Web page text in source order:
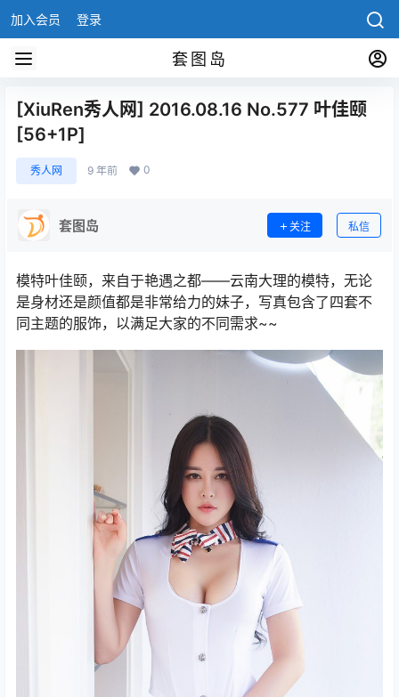
加入会员 登录
套图岛
[XiuRen秀人网] 2016.08.16 No.577 叶佳颐
[56+1P]
秀人网 9 年前 0
套图岛 关注 私信
模特叶佳颐，来自于艳遇之都——云南大理的模特，无论
是身材还是颜值都是非常给力的妹子，写真包含了四套不
同主题的服饰，以满足大家的不同需求~~